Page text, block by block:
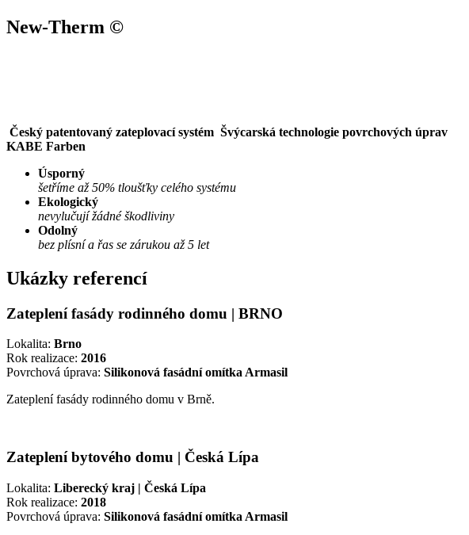
New-Therm ©
Český patentovaný zateplovací systém Švýcarská technologie povrchových úprav
KABE Farben
Úsporný
šetříme až 50% tloušťky celého systému
Ekologický
nevylučují žádné škodliviny
Odolný
bez plísní a řas se zárukou až 5 let
Ukázky referencí
Zateplení fasády rodinného domu | BRNO
Lokalita: Brno
Rok realizace: 2016
Povrchová úprava: Silikonová fasádní omítka Armasil
Zateplení fasády rodinného domu v Brně.
Zateplení bytového domu | Česká Lípa
Lokalita: Liberecký kraj | Česká Lípa
Rok realizace: 2018
Povrchová úprava: Silikonová fasádní omítka Armasil